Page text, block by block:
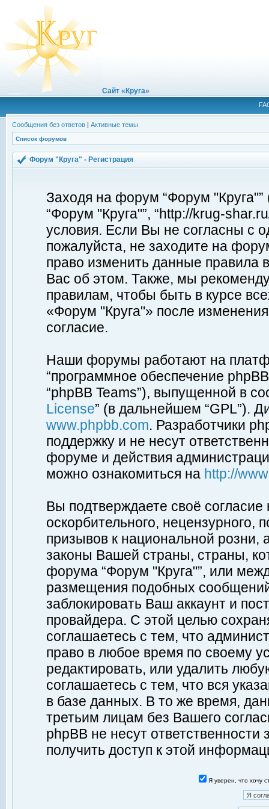
Сайт «Круга»
Сообщения без ответов | Активные темы
Список форумов
Форум "Круга" - Регистрация
Заходя на форум “Форум
“Форум "Круга"”, “http://krug-
условия. Если Вы не согласны с
пожалуйста, не заходите на
право изменить данные правила
Вас об этом. Также, мы
правилам, чтобы быть в курсе
«Форум "Круга"» после
согласие.
Наши форумы работают на
“программное обеспечение
“phpBB Teams”), выпущенной в
License” (в дальнейшем “GPL”).
www.phpbb.com. Разработчики
поддержку и не несут
форуме и действия
можно ознакомиться на http://
Вы подтверждаете своё
оскорбительного, нецензурного,
призывов к национальной
законы Вашей страны, страны,
форума “Форум "Круга"”, или
размещения подобных
заблокировать Ваш аккаунт и
провайдера. С этой целью
соглашаетесь с тем, что
право в любое время по своему
редактировать, или удалить
соглашаетесь с тем, что вся
в базе данных. В то же время,
третьим лицам без Вашего
phpBB не несут ответственности
получить доступ к этой
Я уверен, что хочу